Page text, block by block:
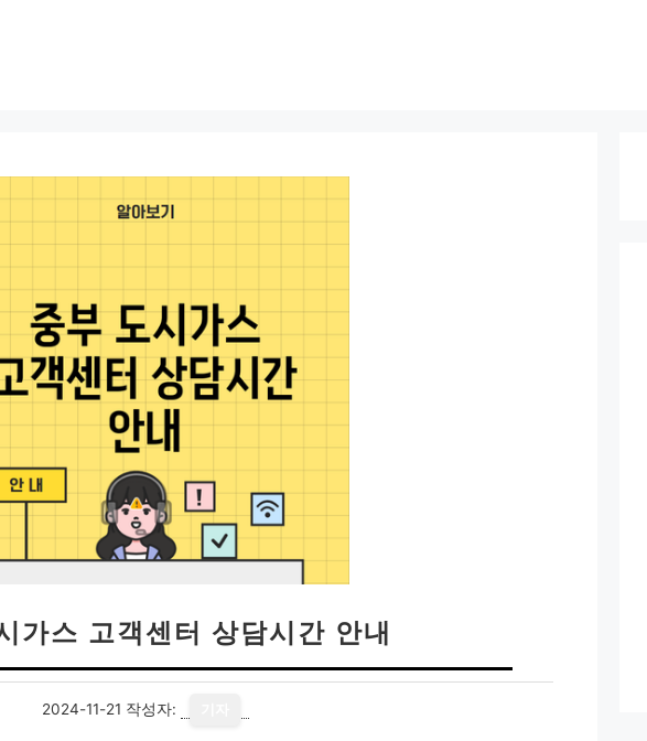
가스 고객센터 상담시간 안내
2024-11-21 작성자: